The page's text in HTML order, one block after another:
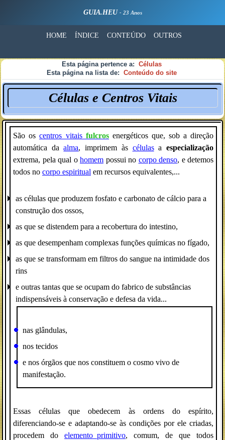
GUIA.HEU - 23 Anos
HOME ÍNDICE CONTEÚDO OUTROS
Esta página pertence a: Células
Esta página na lista de: Conteúdo do site
Células e Centros Vitais
São os centros_vitais fulcros energéticos que, sob a direção
automática daalma, imprimem às célulasaespecialização
extrema, pela qual o homem possui no corpo denso, e detemos
todos no corpo espiritual em recursos equivalentes,...
as células que produzem fosfato e carbonato de cálcio para a
construção dos ossos,
as que se distendem para a recobertura do intestino,
as que desempenham complexas funções químicas no fígado,
as que se transformam em filtros do sangue na intimidade dos
rins
e outras tantas que se ocupam do fabrico de substâncias
indispensáveis à conservação e defesa da vida...
nas glândulas,
nos tecidos
e nos órgãos que nos constituem o cosmo vivo de
manifestação.
Essas células que obedecem às ordens do espírito,
diferenciando-se e adaptando-se às condições por ele criadas,
procedem do elemento_primitivo, comum, de que todos